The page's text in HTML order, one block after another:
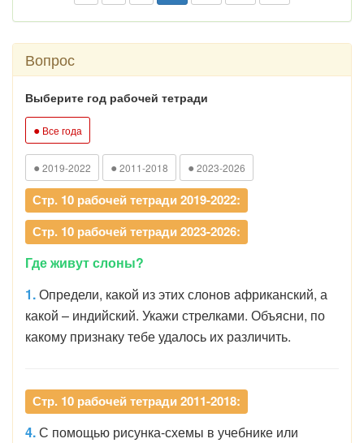
Вопрос
Выберите год рабочей тетради
● Все года
● 2019-2022 ● 2011-2018 ● 2023-2026
Стр. 10 рабочей тетради 2019-2022:
Стр. 10 рабочей тетради 2023-2026:
Где живут слоны?
1.Определи, какой из этих слонов африканский, а
какой – индийский. Укажи стрелками. Объясни, по
какому признаку тебе удалось их различить.
Стр. 10 рабочей тетради 2011-2018:
4.С помощью рисунка-схемы в учебнике или